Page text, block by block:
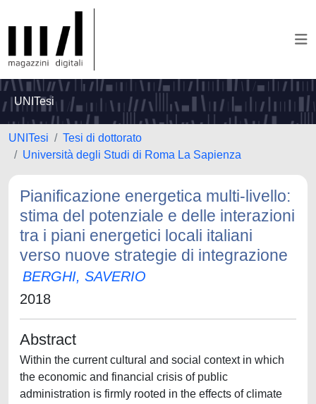
UNITesi
UNITesi
Tesi di dottorato
Università degli Studi di Roma La Sapienza
Pianificazione energetica multi-livello:
stima del potenziale e delle interazioni
tra i piani energetici locali italiani
verso nuove strategie di integrazione
BERGHI, SAVERIO
2018
Abstract
Within the current cultural and social context in which
the economic and financial crisis of public
administration is firmly rooted in the effects of climate